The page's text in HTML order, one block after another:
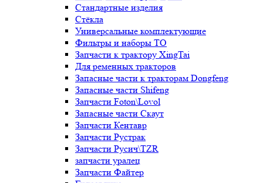
Стандартные изделия
Стёкла
Универсальные комплектующие
Фильтры и наборы ТО
Запчасти к трактору XingTai
Для ременных тракторов
Запасные части к тракторам Dongfeng
Запасные части Shifeng
Запчасти Foton\Lovol
Запасные части Скаут
Запчасти Кентавр
Запчасти Рустрак
Запчасти Русич\TZR
запчасти уралец
Запчасти Файтер